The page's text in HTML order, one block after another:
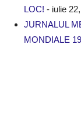
LOC! - iulie
JURNALUL
MONDIALE